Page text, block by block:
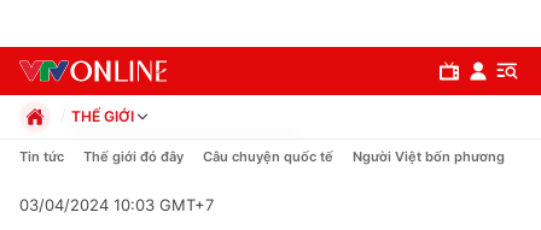
THẾ GIỚI
Chính trị
Pháp luật
Tin tức Thế giới đó đây Câu chuyện quốc tế Người Việt bốn phương
03/04/2024 10:03 GMT+7